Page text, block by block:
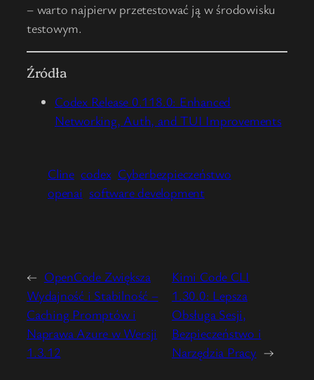
– warto najpierw przetestować ją w środowisku
testowym.
Źródła
Codex Release 0.118.0: Enhanced
Networking, Auth, and TUI Improvements
Cline codex Cyberbezpieczeństwo
openai software development
← OpenCode Zwiększa
Wydajność i Stabilność –
Caching Promptów i
Naprawa Azure w Wersji
1.3.12
Kimi Code CLI
1.30.0: Lepsza
Obsługa Sesji,
Bezpieczeństwo i
Narzędzia Pracy →